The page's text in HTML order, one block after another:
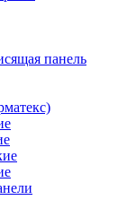
панель